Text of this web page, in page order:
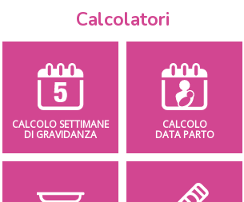
Calcolatori
CALCOLO SETTIMANE
DI GRAVIDANZA
CALCOLO
DATA PARTO